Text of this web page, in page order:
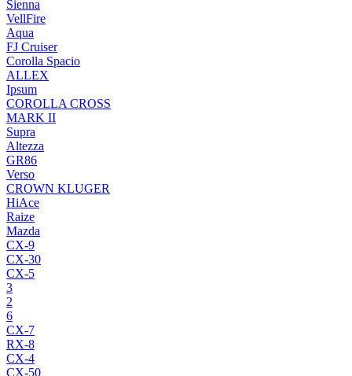
Sienna
VellFire
Aqua
FJ Cruiser
Corolla Spacio
ALLEX
Ipsum
COROLLA CROSS
MARK II
Supra
Altezza
GR86
Verso
CROWN KLUGER
HiAce
Raize
Mazda
CX-9
CX-30
CX-5
3
2
6
CX-7
RX-8
CX-4
CX-50